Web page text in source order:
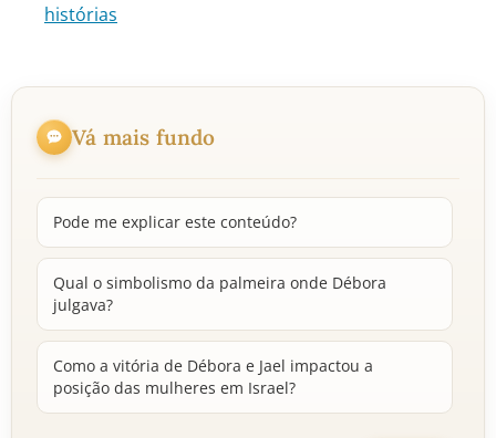
histórias
Vá mais fundo
Pode me explicar este conteúdo?
Qual o simbolismo da palmeira onde Débora
julgava?
Como a vitória de Débora e Jael impactou a
posição das mulheres em Israel?